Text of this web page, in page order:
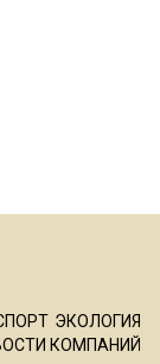
ЭКОЛОГИЯ
КОМПАНИЙ